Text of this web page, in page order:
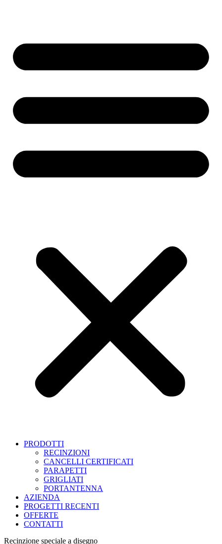
PRODOTTI
RECINZIONI
CANCELLI CERTIFICATI
PARAPETTI
GRIGLIATI
PORTANTENNA
AZIENDA
PROGETTI RECENTI
OFFERTE
CONTATTI
Recinzione speciale a disegno